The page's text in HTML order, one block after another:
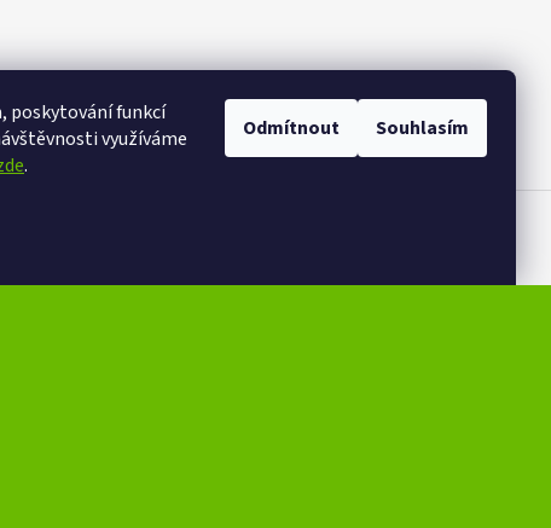
poskytování funkcí
využíváme
.
Odmítnout Souhlasím
na facebooku eXtrem-audio na Instagramu